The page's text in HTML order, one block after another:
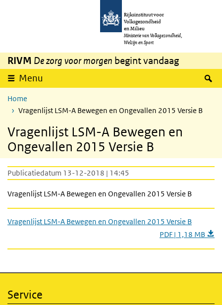
Overslaan en naar de inhoud gaan
Rijksinstituut voor
Volksgezondheid
en Milieu
Ministerie van Volksgezondheid,
Welzijn en Sport
RIVM De zorg voor morgen begint vandaag
Menu
Home
Vragenlijst LSM-A Bewegen en Ongevallen 2015 Versie B
Vragenlijst LSM-A Bewegen en
Ongevallen 2015 Versie B
Publicatiedatum 13-12-2018 | 14:45
Vragenlijst LSM-A Bewegen en Ongevallen 2015 Versie B
Vragenlijst LSM-A Bewegen en Ongevallen 2015 Versie B
PDF | 1,18 MB
Service